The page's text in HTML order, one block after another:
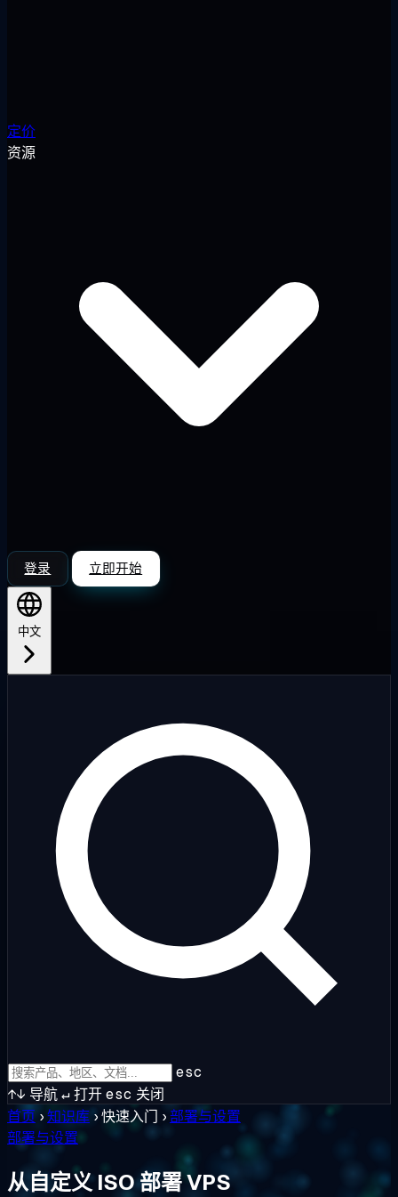
定价
资源
登录 立即开始
中文
esc
↑↓ 导航↵打开esc 关闭
首页 ›知识库 ›快速入门 ›部署与设置
部署与设置
从自定义 ISO 部署 VPS